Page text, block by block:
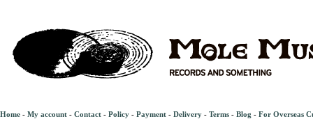
Home - My account - Contact - Policy - Payment - Delivery - Terms - Blog - For Overseas